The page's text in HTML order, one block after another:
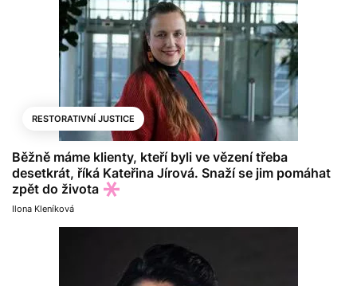
RESTORATIVNÍ JUSTICE
Běžně máme klienty, kteří byli ve vězení třeba
desetkrát, říká Kateřina Jírová. Snaží se jim pomáhat
zpět do života
Ilona Kleníková